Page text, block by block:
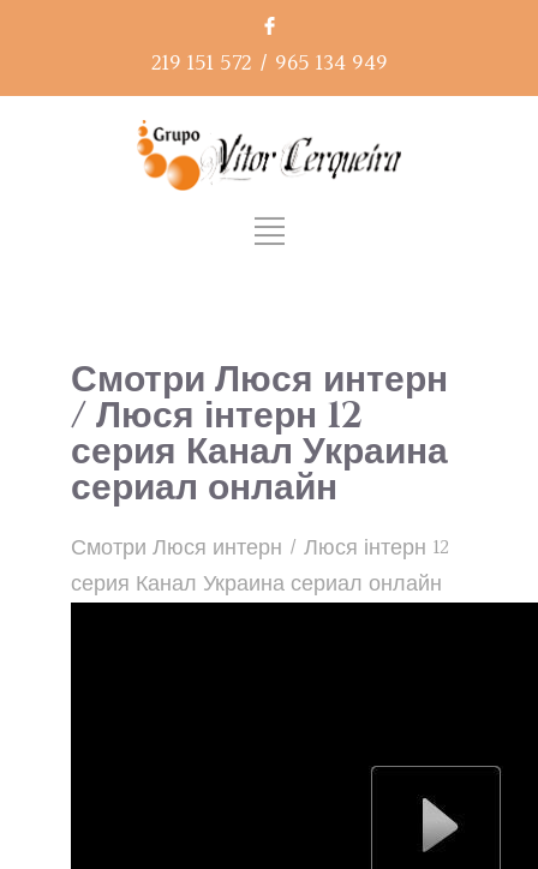
219 151 572 / 965 134 949
Смотри Люся интерн
/ Люся інтерн 12
серия Канал Украина
сериал онлайн
Смотри Люся интерн / Люся інтерн 12
серия Канал Украина сериал онлайн